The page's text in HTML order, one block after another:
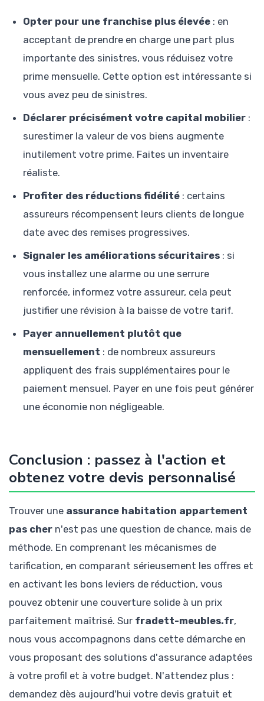
Opter pour une franchise plus élevée : en
acceptant de prendre en charge une part plus
importante des sinistres, vous réduisez votre
prime mensuelle. Cette option est intéressante si
vous avez peu de sinistres.
Déclarer précisément votre capital mobilier :
surestimer la valeur de vos biens augmente
inutilement votre prime. Faites un inventaire
réaliste.
Profiter des réductions fidélité : certains
assureurs récompensent leurs clients de longue
date avec des remises progressives.
Signaler les améliorations sécuritaires : si
vous installez une alarme ou une serrure
renforcée, informez votre assureur, cela peut
justifier une révision à la baisse de votre tarif.
Payer annuellement plutôt que
mensuellement : de nombreux assureurs
appliquent des frais supplémentaires pour le
paiement mensuel. Payer en une fois peut générer
une économie non négligeable.
Conclusion : passez à l'action et
obtenez votre devis personnalisé
Trouver une assurance habitation appartement
pas cher n'est pas une question de chance, mais de
méthode. En comprenant les mécanismes de
tarification, en comparant sérieusement les offres et
en activant les bons leviers de réduction, vous
pouvez obtenir une couverture solide à un prix
parfaitement maîtrisé. Sur fradett-meubles.fr,
nous vous accompagnons dans cette démarche en
vous proposant des solutions d'assurance adaptées
à votre profil et à votre budget. N'attendez plus :
demandez dès aujourd'hui votre devis gratuit et